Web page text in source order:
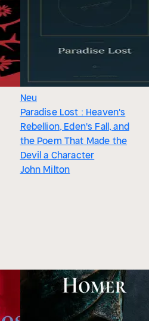
Neu
Paradise Lost : Heaven's
Rebellion, Eden's Fall, and
the Poem That Made the
Devil a Character
John Milton